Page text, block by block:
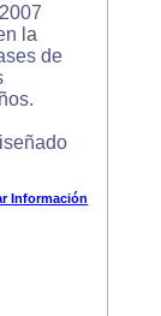
la
de
Información